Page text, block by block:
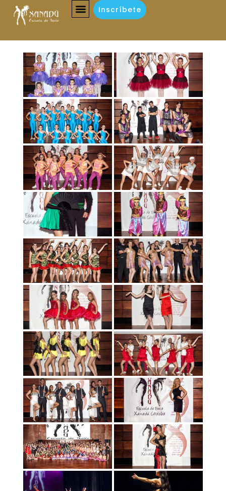
Inscríbete